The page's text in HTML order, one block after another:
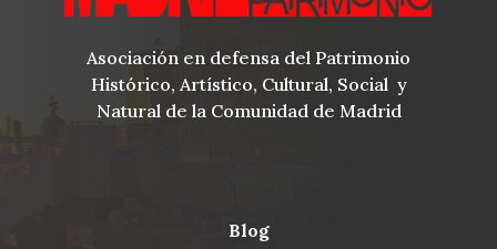
Asociación en defensa del Patrimonio
Histórico, Artístico, Cultural, Social y
Natural de la Comunidad de Madrid
blog